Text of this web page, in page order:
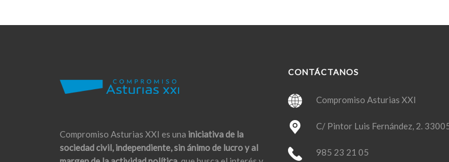
Compromiso Asturias XXI es una iniciativa de la
sociedad civil, independiente, sin ánimo de lucro y al
CONTÁCTANOS
Compromiso Asturias XXI
C/ Pintor Luis Fernández, 2.
985 23 21 05